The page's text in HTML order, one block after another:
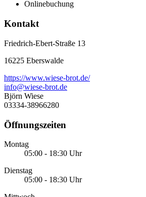
Onlinebuchung
Kontakt
Friedrich-Ebert-Straße 13
16225 Eberswalde
https://www.wiese-brot.de/
info@wiese-brot.de
Björn Wiese
03334-38966280
Öffnungszeiten
Montag
05:00 - 18:30 Uhr
Dienstag
05:00 - 18:30 Uhr